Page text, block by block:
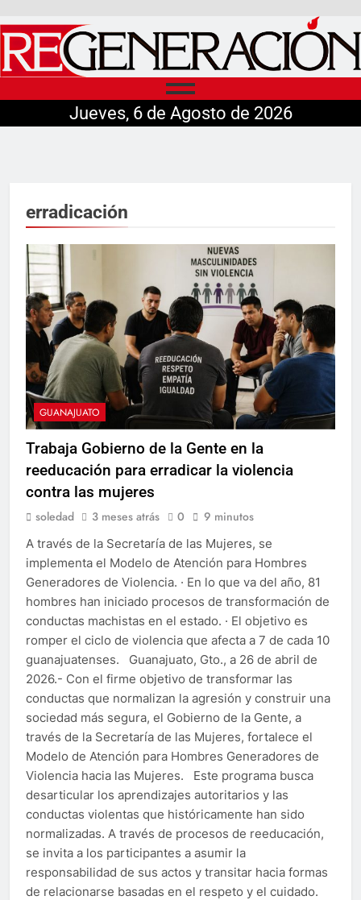
Jueves, 6 de Agosto de 2026
erradicación
GUANAJUATO
Trabaja Gobierno de la Gente en la
reeducación para erradicar la violencia
contra las mujeres
soledad 3 meses atrás 0 9 minutos
A través de la Secretaría de las Mujeres, se
implementa el Modelo de Atención para Hombres
Generadores de Violencia. · En lo que va del año, 81
hombres han iniciado procesos de transformación de
conductas machistas en el estado. · El objetivo es
romper el ciclo de violencia que afecta a 7 de cada 10
guanajuatenses. Guanajuato, Gto., a 26 de abril de
2026.- Con el firme objetivo de transformar las
conductas que normalizan la agresión y construir una
sociedad más segura, el Gobierno de la Gente, a
través de la Secretaría de las Mujeres, fortalece el
Modelo de Atención para Hombres Generadores de
Violencia hacia las Mujeres. Este programa busca
desarticular los aprendizajes autoritarios y las
conductas violentas que históricamente han sido
normalizadas. A través de procesos de reeducación,
se invita a los participantes a asumir la
responsabilidad de sus actos y transitar hacia formas
de relacionarse basadas en el respeto y el cuidado.